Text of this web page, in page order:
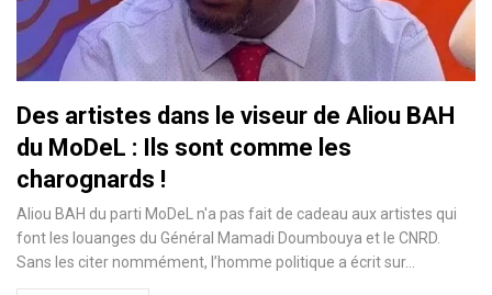
Des artistes dans le viseur de Aliou BAH
du MoDeL : Ils sont comme les
charognards !
Aliou BAH du parti MoDeL n'a pas fait de cadeau aux artistes qui
font les louanges du Général Mamadi Doumbouya et le CNRD.
Sans les citer nommément, l’homme politique a écrit sur…